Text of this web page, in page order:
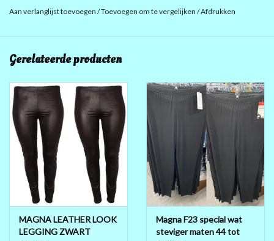
KIES UW KLEUR 40%VISCOSE 25%POLI 20% NYLON EN 5%
Aan verlanglijst toevoegen /Toevoegen om te vergelijken /Afdrukken
Gerelateerde producten
MAGNA LEATHER LOOK
LEGGING ZWART
Magna F23 special wat
steviger maten 44 tot